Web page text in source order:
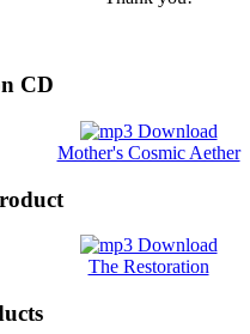
CD
Mother's Cosmic Aether
The Restoration